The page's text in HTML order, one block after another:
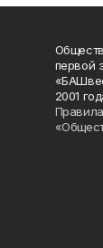
первой
2001